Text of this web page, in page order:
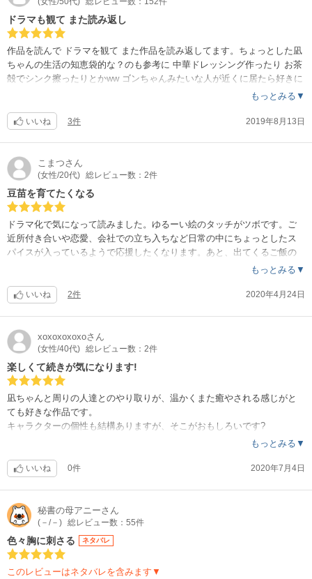
ドラマも観て また読み返し
作品を読んで ドラマを観て また作品を読み返してます。ちょっとした凪
ちゃんの生活の知恵袋的な？のも参考に 中華ドレッシング作ったり お茶
殻でシンク擦ったりとか‪w‪w ゴンちゃんみたいな人が近くに居たら好きに
もっとみる▼
いいね 3件 2019年8月13日
こまつさん
(女性/20代) 総レビュー数：2件
豆苗を育てたくなる
ドラマ化で気になって読みました。ゆるーい絵のタッチがツボです。ご
近所付き合いや恋愛、会社での立ち入ちなど日常の中にちょっとしたス
パイスが入っているようで応援したくなります。あと、出てくるご飯の
もっとみる▼
いいね 2件 2020年4月24日
xoxoxoxoxoさん
(女性/40代) 総レビュー数：2件
楽しくて続きが気になります!
凪ちゃんと周りの人達とのやり取りが、温かくまた癒やされる感じがと
ても好きな作品です。
キャラクターの個性も結構ありますが、そこがおもしろいです?
個人的には慎二みたいなタイプの人を頑張れーと応援したくなります!
もっとみる▼
いいね 0件 2020年7月4日
秘書の母アニーさん
(－/－) 総レビュー数：55件
色々胸に刺さる ネタバレ
このレビューはネタバレを含みます▼